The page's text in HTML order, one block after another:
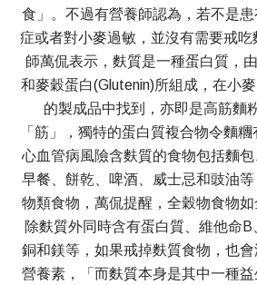
食」。不過有營養師認為，若不是
症或者對小麥過敏，並沒有需要戒
師萬侃表示，麩質是一種蛋白質，
和麥穀蛋白(Glutenin)所組成，在小
的製成品中找到，亦即是高筋麵
「筋」，獨特的蛋白質複合物令麵
心血管病風險含麩質的食物包括麵
早餐、餅乾、啤酒、威士忌和豉油
物類食物，萬侃提醒，全穀物食物如
除麩質外同時含有蛋白質、維他命B
銅和鎂等，如果戒掉麩質食物，也
營養素，「而麩質本身是其中一種